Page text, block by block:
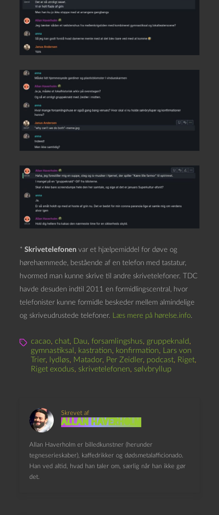
* Skrivetelefonen var et hjælpemiddel for døve og
hørehæmmede, bestående af en telefon med tastatur,
hvormed man kunne skrive til andre skrivetelefoner. TDC
havde desuden indtil 2011 en formidlingscentral, hvor
telefonister kunne formidle beskeder mellem almindelige
og skriveudrustede telefoner.
Læs mere på hørelse.info.
cacao, chat, Dau, forsamlingshus, gruppeknald,
gymnastiksal , kastration, konfirmation,
Lars von
Trier, lydløs, Matador, Per Zeidler, podcast, Riget,
Riget exodus, skrivetelefonen, sølvbryllup
Skrevet af
Allan Haverholm
Allan Haverholm er billedkunstner (herunder
tegneserieskaber), kaffedrikker og dødsmetalafficionado.
Han ved altid, hvad han taler om, særlig når han ikke gør
det.